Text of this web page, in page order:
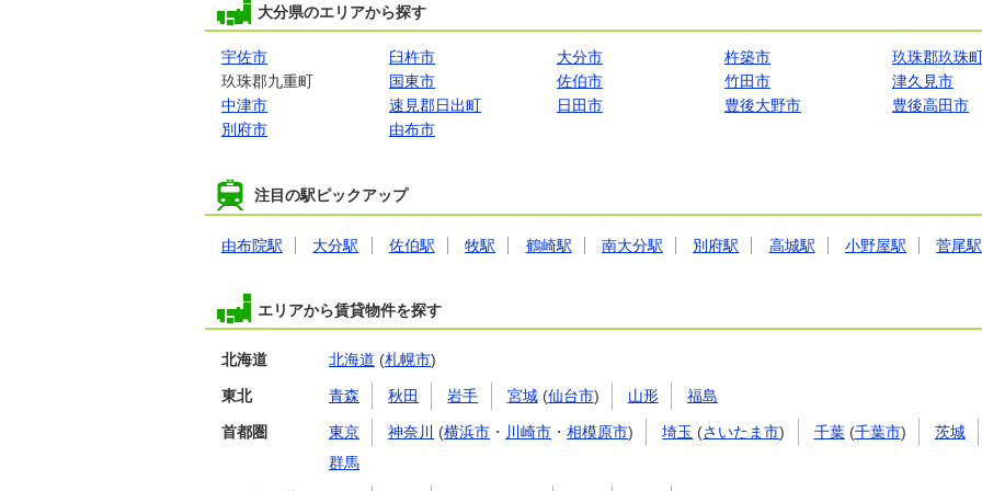
大分県のエリアから探す
宇佐市 臼杵市 大分市 杵築市
玖珠郡玖珠
玖珠郡九重町
国東市 佐伯市 竹田市
津久見市
中津市
速見郡日出町 日田市 豊後大野市
豊後高田市
別府市
由布市
注目の駅ピックアップ
由布院駅 大分駅 佐伯駅 牧駅 鶴崎駅 南大分駅 別府駅 高城駅 小野屋駅 菅尾駅
エリアから賃貸物件を探す
北海道 北海道 (札幌市)
東北 青森 秋田 岩手 宮城(仙台市) 山形 福島
首都圏 東京 神奈川 (横浜市 ・ 川崎市 ・相模原市) 埼玉 (さいたま市) 千葉(千葉市) 茨城
群馬